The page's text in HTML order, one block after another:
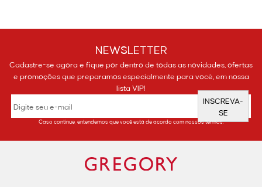
O calçado feminino da Gregory é pensado para quem transita
modelos combinam design refinado com materiais de alta
qualidade, garantindo conforto sem comprometer a estética.
Um aliado silencioso da mulher que se movimenta com
firmeza e classe.
Sapato feminino: sofisticação do escritório ao
NEWSLETTER
Cadastre-se agora e fique por dentro de todas as novidades, ofertas
e promoções que preparamos especialmente para você, em nossa
lista VIP!
INSCREVA-
SE
Caso continue, entendemos que você está de acordo com nossos termos.